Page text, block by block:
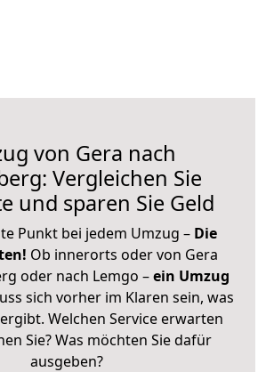
von Gera nach
Vergleichen Sie
und sparen Sie Geld
Punkt bei jedem Umzug – Die
Ob innerorts oder von Gera
oder nach Lemgo –ein Umzug
sich vorher im Klaren sein, was
Welchen Service erwarten
Sie? Was möchten Sie dafür
ausgeben?